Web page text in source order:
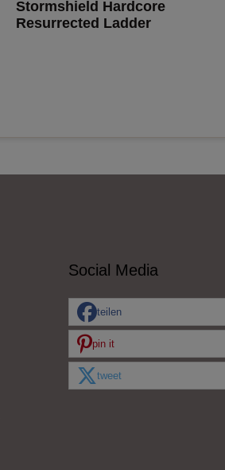
Stormshield Hardcore
Resurrected Ladder
Social Media
teilen
pin it
tweet